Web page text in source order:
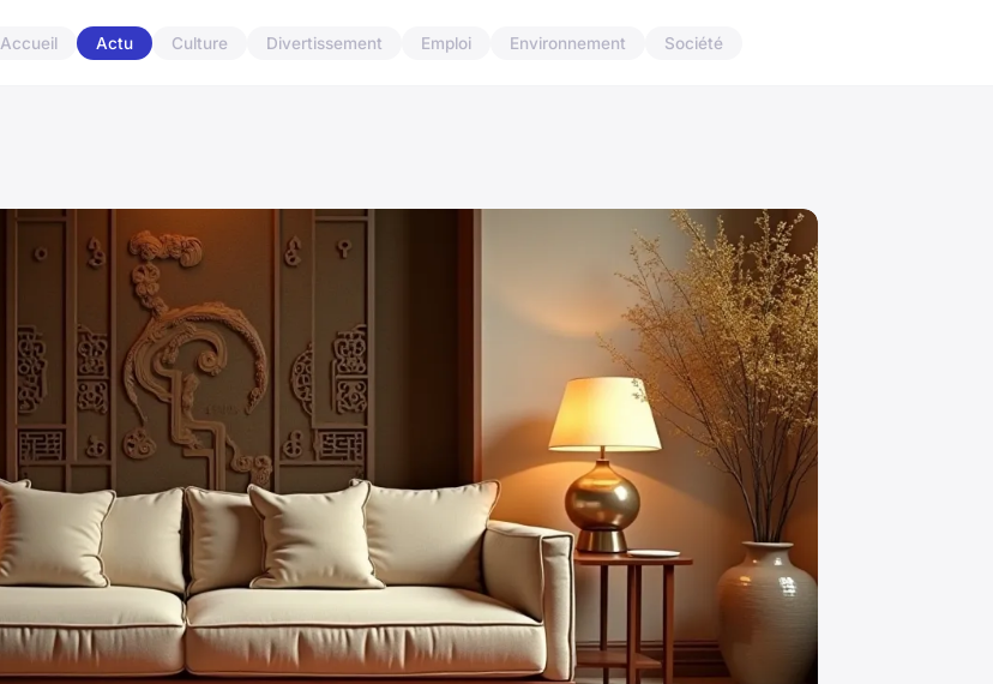
Accueil Actu Culture Divertissement Emploi Environnement Société